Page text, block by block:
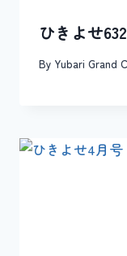
ひきよせ
By Yubari Grand